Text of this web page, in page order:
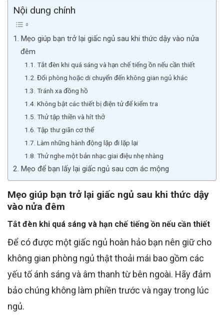
Nội dung chính
Mẹo giúp bạn trở lại giấc ngủ sau khi thức dậy vào nửa
đêm
Tắt đèn khi quá sáng và hạn chế tiếng ồn nếu cần thiết
Đổi phòng hoặc di chuyển đến không gian ngủ khác
Tránh xa đồng hồ
Không bật các thiết bị điện tử để kiểm tra
Thử tập thiền và hít thở
Tập thư giãn cơ thể
Làm những hành động lặp đi lặp lại
Thử nghe một bản nhạc giai điệu nhẹ nhàng
Mẹo để bạn lấy lại giấc ngủ sau cơn ác mộng
Mẹo giúp bạn trở lại giấc ngủ sau khi thức dậy
vào nửa đêm
Tắt đèn khi quá sáng và hạn chế tiếng ồn nếu cần thiết
Để có được một giấc ngủ hoàn hảo bạn nên giữ cho
không gian phòng ngủ thật thoải mái bao gồm các
yếu tố ánh sáng và âm thanh từ bên ngoài. Hãy đảm
bảo chúng không làm phiền trước và ngay trong lúc
ngủ.